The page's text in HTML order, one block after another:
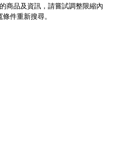
商品及資訊，請嘗試調整限縮內
件重新搜尋。